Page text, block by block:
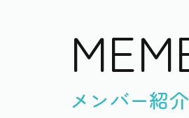
MEM
メンバー紹介